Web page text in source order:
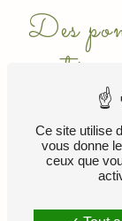
Des
santé
Chez Poney
poneys est
engageons
installations
soit heureux
Ce site utilise
vous donne
ceux que